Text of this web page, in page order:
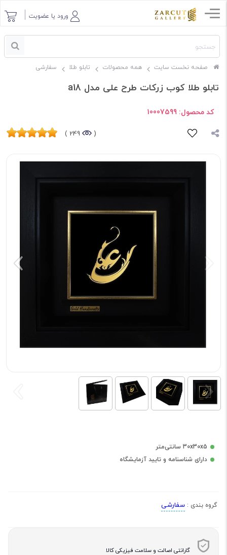
ورود یا عضویت
صفحه نخست سایت همه محصولات تابلو طلا سفارشی
تابلو طلا کوب زرکات طرح علی مدل a18
کد محصول: 10007599
(
249 )
30x30x5 سانتی‌متر
دارای شناسنامه و تایید آزمایشگاه
گروه بندی : سفارشی
گارانتی اصالت و سلامت فیزیکی کالا